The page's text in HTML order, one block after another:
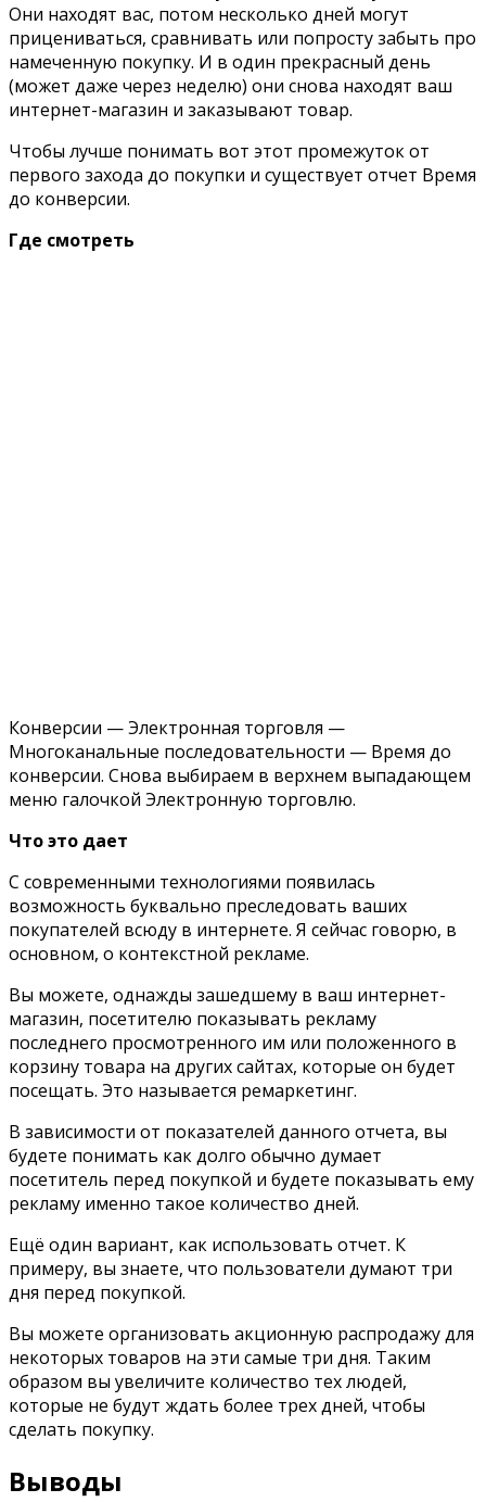
Они находят вас, потом несколько дней могут
прицениваться, сравнивать или попросту забыть про
намеченную покупку. И в один прекрасный день
(может даже через неделю) они снова находят ваш
интернет-магазин и заказывают товар.
Чтобы лучше понимать вот этот промежуток от
первого захода до покупки и существует отчет Время
до конверсии.
Где смотреть
Конверсии — Электронная торговля —
Многоканальные последовательности — Время до
конверсии. Снова выбираем в верхнем выпадающем
меню галочкой Электронную торговлю.
Что это дает
С современными технологиями появилась
возможность буквально преследовать ваших
покупателей всюду в интернете. Я сейчас говорю, в
основном, о контекстной рекламе.
Вы можете, однажды зашедшему в ваш интернет-
магазин, посетителю показывать рекламу
последнего просмотренного им или положенного в
корзину товара на других сайтах, которые он будет
посещать. Это называется ремаркетинг.
В зависимости от показателей данного отчета, вы
будете понимать как долго обычно думает
посетитель перед покупкой и будете показывать ему
рекламу именно такое количество дней.
Ещё один вариант, как использовать отчет. К
примеру, вы знаете, что пользователи думают три
дня перед покупкой.
Вы можете организовать акционную распродажу для
некоторых товаров на эти самые три дня. Таким
образом вы увеличите количество тех людей,
которые не будут ждать более трех дней, чтобы
сделать покупку.
Выводы